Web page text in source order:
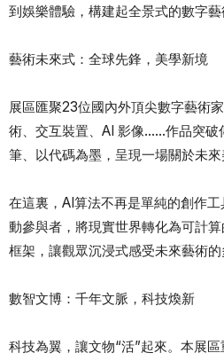
到娛樂體驗，構建起全景式的數字藝
藝術未來式：全球先鋒，美學新境
展區匯聚23位國內外頂尖數字藝術
術、交互裝置、AI 影像……作品突破
筆、以代碼為墨，呈現一場關於未來
在這裏，AI算法不再是單純的創作
動參與者，將現實世界轉化為可計
框架，讓觀眾沉浸式感受未來藝術的
數智文博：千年文脈，科技煥新
科技為翼，讓文物“活”起來。本展